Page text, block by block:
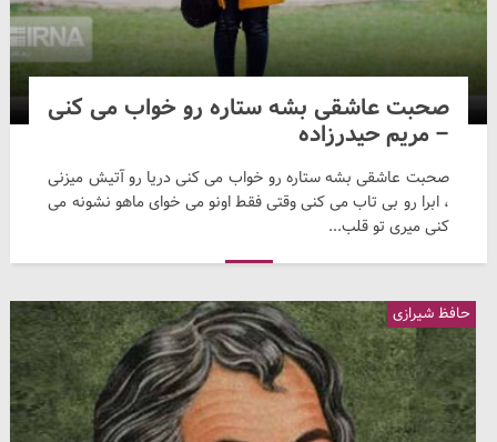
صحبت عاشقی بشه ستاره رو خواب می کنی
– مریم حیدرزاده
صحبت عاشقی بشه ستاره رو خواب می کنی دریا رو آتیش میزنی
، ابرا رو بی تاب می کنی وقتی فقط اونو می خوای ماهو نشونه می
کنی میری تو قلب...
حافظ شیرازی